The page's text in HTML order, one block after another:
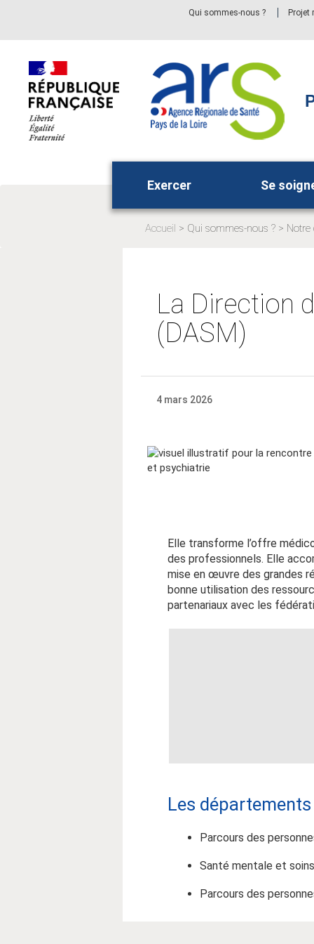
Qui sommes-nous ? Projet
Exercer Se
Accueil
Qui sommes-nous ?
Notre
La Direction
(DASM)
4 mars 2026
Elle transforme l’offre
des professionnels. Elle
mise en œuvre des grandes
bonne utilisation des
partenariaux avec les
Les
Parcours des
Santé mentale et
Parcours des